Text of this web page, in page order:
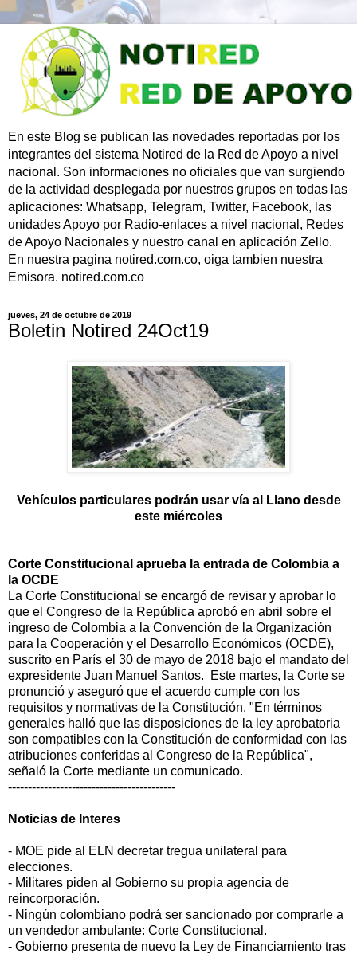
En este Blog se publican las novedades reportadas por los
integrantes del sistema Notired de la Red de Apoyo a nivel
nacional. Son informaciones no oficiales que van surgiendo
de la actividad desplegada por nuestros grupos en todas las
aplicaciones: Whatsapp, Telegram, Twitter, Facebook, las
unidades Apoyo por Radio-enlaces a nivel nacional, Redes
de Apoyo Nacionales y nuestro canal en aplicación Zello.
En nuestra pagina notired.com.co, oiga tambien nuestra
Emisora. notired.com.co
jueves, 24 de octubre de 2019
Boletin Notired 24Oct19
Vehículos particulares podrán usar vía al Llano desde
este miércoles
Corte Constitucional aprueba la entrada de Colombia a
la OCDE
La Corte Constitucional se encargó de revisar y aprobar lo
que el Congreso de la República aprobó en abril sobre el
ingreso de Colombia a la Convención de la Organización
para la Cooperación y el Desarrollo Económicos (OCDE),
suscrito en París el 30 de mayo de 2018 bajo el mandato del
expresidente Juan Manuel Santos. Este martes, la Corte se
pronunció y aseguró que el acuerdo cumple con los
requisitos y normativas de la Constitución. "En términos
generales halló que las disposiciones de la ley aprobatoria
son compatibles con la Constitución de conformidad con las
atribuciones conferidas al Congreso de la República",
señaló la Corte mediante un comunicado.
------------------------------------------
Noticias de Interes
- MOE pide al ELN decretar tregua unilateral para
elecciones.
- Militares piden al Gobierno su propia agencia de
reincorporación.
- Ningún colombiano podrá ser sancionado por comprarle a
un vendedor ambulante: Corte Constitucional.
- Gobierno presenta de nuevo la Ley de Financiamiento tras